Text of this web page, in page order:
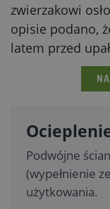
zwierzakowi
opisie podano,
latem przed
Podwójne
(wypełnienie
użytkowania.